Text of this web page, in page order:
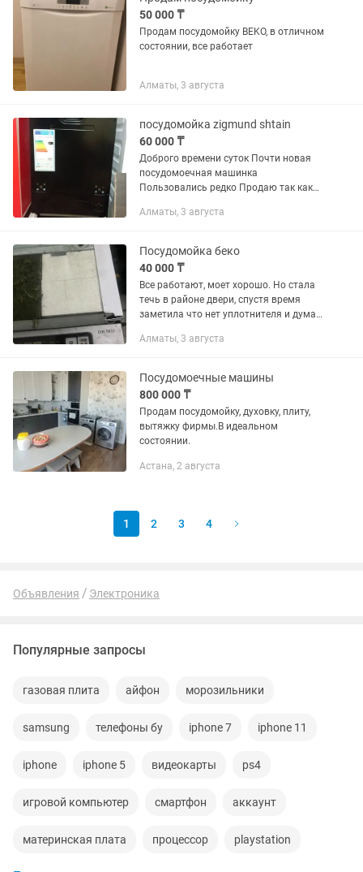
50 000 ₸
Продам посудомойку BEKO, в отличном
состоянии, все работает
Алматы, 3 августа
посудомойка zigmund shtain
60 000 ₸
Доброго времени суток Почти новая
посудомоечная машинка
Пользовались редко Продаю так как
на игровую приставку ps 4
Алматы, 3 августа
Посудомойка беко
40 000 ₸
Все работают, моет хорошо. Но стала
течь в районе двери, спустя время
заметила что нет уплотнителя и думаю
квартиру сдавала некоторое время
Алматы, 3 августа
Посудомоечные машины
800 000 ₸
Продам посудомойку, духовку, плиту,
вытяжку фирмы.В идеальном
состоянии.
Астана, 2 августа
1 2 3 4
Объявления Электроника
Популярные запросы
газовая плита айфон морозильники
samsung телефоны бу iphone 7 iphone 11
iphone iphone 5 видеокарты ps4
игровой компьютер смартфон аккаунт
материнская плата процессор playstation